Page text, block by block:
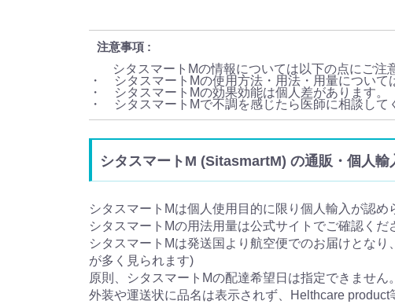
注意事項
シタスマートMの情報については以下の点にご注
・ シタスマートMの使用方法・用法・用量について
・ シタスマートMの効果効能は個人差があります。
・ シタスマートMで不調を感じたら医師に相談して
シタスマートM (SitasmartM) の通販・個人輸
シタスマートMは個人使用目的に限り個人輸入が認め
シタスマートMの用法用量は公式サイトでご確認くだ
シタスマートMは発送国より航空便でのお届けとな
が多く見られます)
原則、シタスマートMの配達希望日は指定できません。
外装や運送状に品名は表示されず、Helthcare